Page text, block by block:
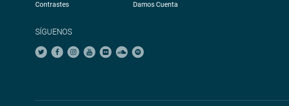
Contrastes
Damos Cuenta
SÍGUENOS